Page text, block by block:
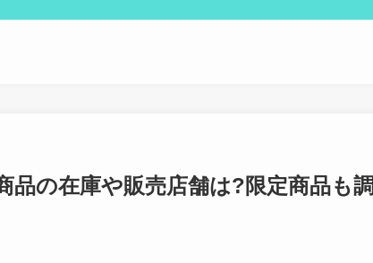
品の在庫や販売店舗は?限定商品も調